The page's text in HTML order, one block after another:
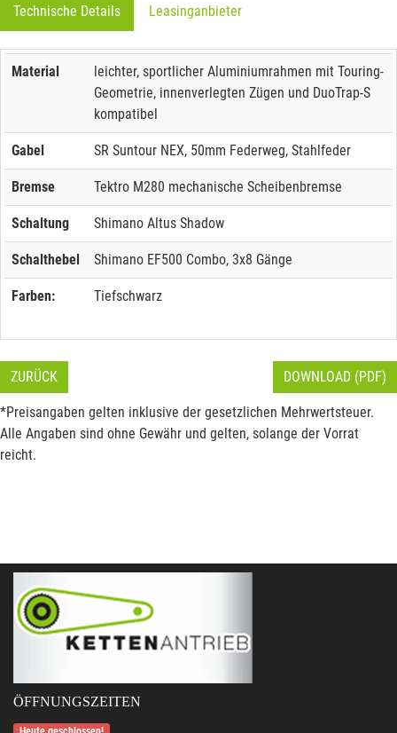
Technische Details Leasinganbieter
Material
leichter, sportlicher Aluminiumrahmen mit Touring-
Geometrie, innenverlegten Zügen und DuoTrap-S
kompatibel
Gabel SR Suntour NEX, 50mm Federweg, Stahlfeder
Bremse Tektro M280 mechanische Scheibenbremse
Schaltung Shimano Altus Shadow
Schalthebel Shimano EF500 Combo, 3x8 Gänge
Farben: Tiefschwarz
ZURÜCK DOWNLOAD (PDF)
*Preisangaben gelten inklusive der gesetzlichen Mehrwertsteuer.
Alle Angaben sind ohne Gewähr und gelten, solange der Vorrat
reicht.
ÖFFNUNGSZEITEN